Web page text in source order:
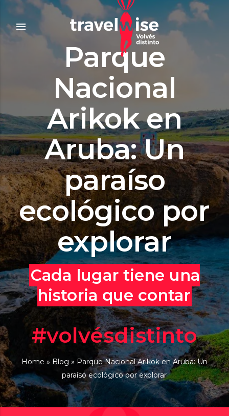
menu
Parque
Nacional
Arikok en
Aruba: Un
paraíso
ecológico por
explorar
Cada lugar tiene una
historia que contar
#volvésdistinto
Home » Blog » Parque Nacional Arikok en Aruba: Un
paraíso ecológico por explorar